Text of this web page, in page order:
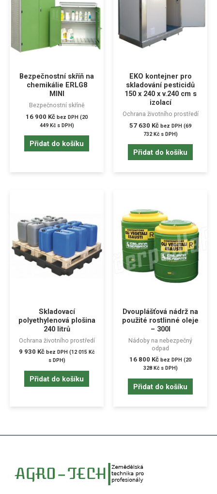
Bezpečnostní skříň na
chemikálie ERLG8
MINI
Bezpečnostní skříně
16 900 Kč bez DPH (20
449Kčs DPH)
Přidat do košíku
EKO kontejner pro
skladování pesticidů
150 x 240 x v.240 cm s
izolací
Ochrana životního prostředí
57 630 Kč bez DPH (69
732Kčs DPH)
Přidat do košíku
Skladovací
polyethylenová plošina
240 litrů
Ochrana životního prostředí
9 930 Kč bez DPH (12 015 Kč
s DPH)
Přidat do košíku
Dvouplášťová nádrž na
použité rostlinné oleje
– 300l
Nádoby na nebezpečný
odpad
16 800 Kč bez DPH (20
328 Kčs DPH)
Přidat do košíku